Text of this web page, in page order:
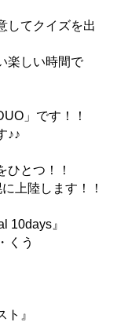
してクイズを出
楽しい時間で
」です！！
♪♪
ひとつ！！
上陸します！！
10days』
くう
ト』